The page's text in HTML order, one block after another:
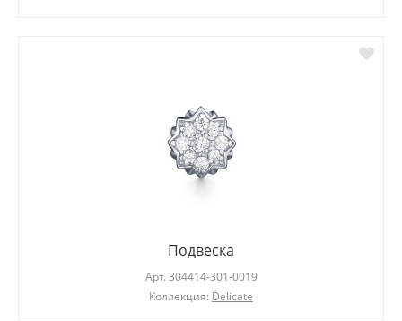
Подвеска
Арт. 304414-301-0019
Коллекция: Delicate